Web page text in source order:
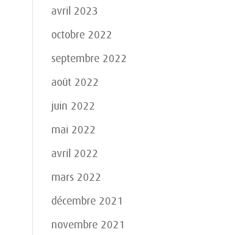
avril 2023
octobre 2022
septembre 2022
août 2022
juin 2022
mai 2022
avril 2022
mars 2022
décembre 2021
novembre 2021